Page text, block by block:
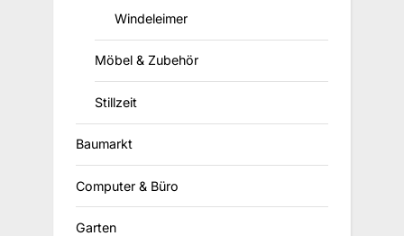
Windeleimer
Möbel & Zubehör
Stillzeit
Baumarkt
Computer & Büro
Garten